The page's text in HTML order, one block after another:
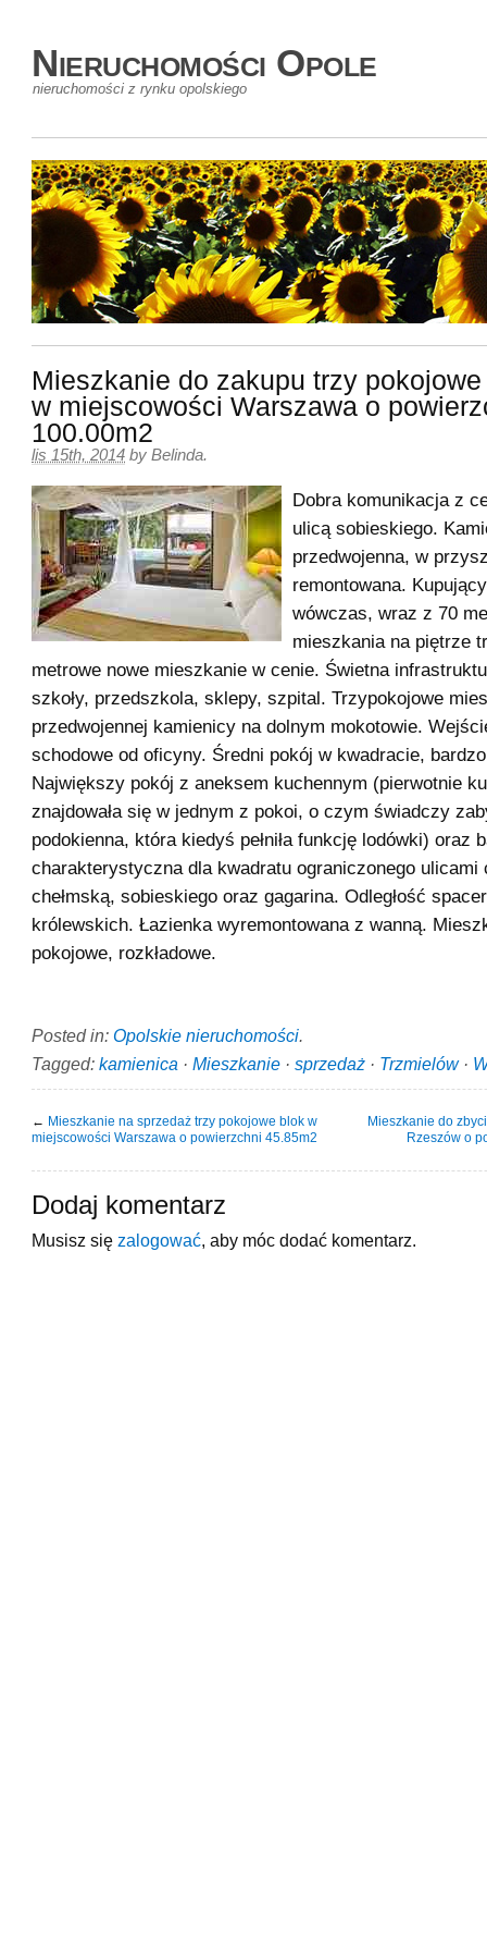
Nieruchomości Opole
nieruchomości z rynku opolskiego
Mieszkanie do zakupu trzy
w miejscowości Warszawa o
100.00m2
lis 15th, 2014 by Belinda.
Dobra komunikacja z
ulicą sobieskiego.
przedwojenna, w
remontowana.
wówczas, wraz z 70
mieszkania na piętrze
metrowe nowe mieszkanie w cenie. Świetna
szkoły, przedszkola, sklepy, szpital. Trzypokojowe
przedwojennej kamienicy na dolnym mokotowie.
schodowe od oficyny. Średni pokój w kwadracie,
Największy pokój z aneksem kuchennym (pierwotnie
znajdowała się w jednym z pokoi, o czym świadczy
podokienna, która kiedyś pełniła funkcję lodówki) oraz
charakterystyczna dla kwadratu ograniczonego ulicami
chełmską, sobieskiego oraz gagarina. Odległość
królewskich. Łazienka wyremontowana z wanną.
pokojowe, rozkładowe.
Posted in: Opolskie nieruchomości.
Tagged: kamienica · Mieszkanie · sprzedaż · Trzmielów·
← Mieszkanie na sprzedaż trzy pokojowe blok w
miejscowości Warszawa o powierzchni 45.85m2
Mieszkanie do
Rzeszów o
Dodaj komentarz
Musisz się zalogować , aby móc dodać komentarz.